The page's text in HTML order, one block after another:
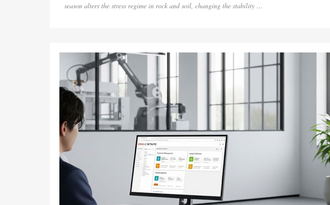
season alters the stress regime in rock and soil, changing the stability …